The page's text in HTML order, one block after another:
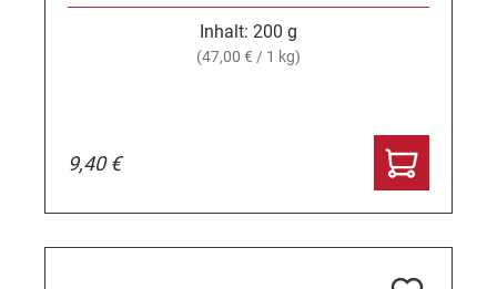
Inhalt: 200 g
(47,00 € / 1 kg)
9,40 €